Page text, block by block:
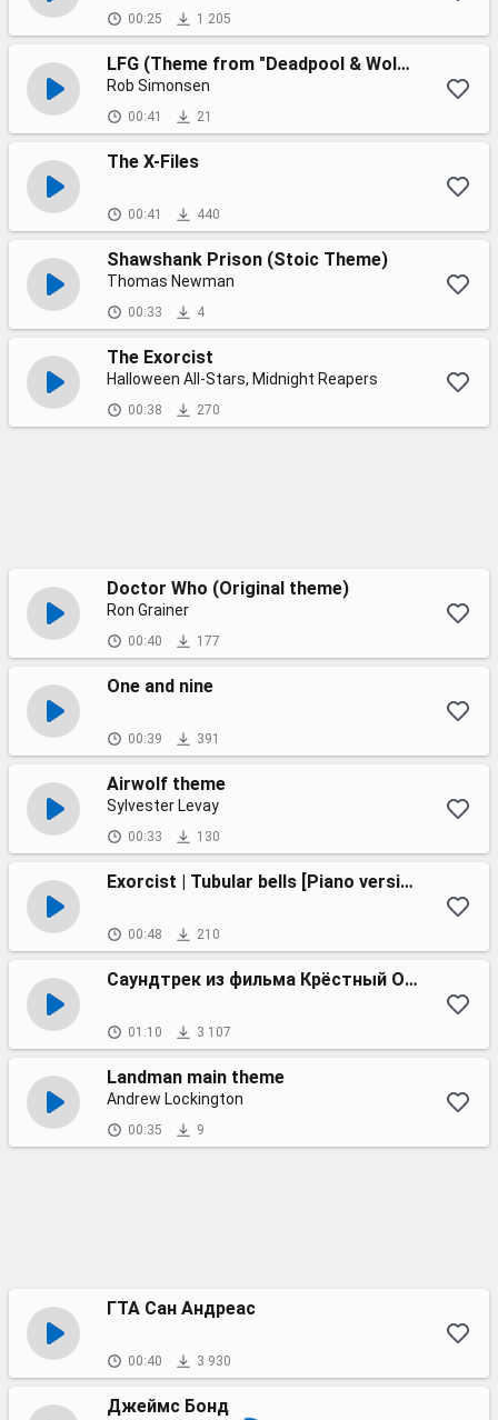
00:25 1 205
LFG (Theme from "Deadpool & Wolverine")
Rob Simonsen
00:41 21
The X-Files
00:41 440
Shawshank Prison (Stoic Theme)
Thomas Newman
00:33 4
The Exorcist
Halloween All-Stars, Midnight Reapers
00:38 270
Doctor Who (Original theme)
Ron Grainer
00:40 177
One and nine
00:39 391
Airwolf theme
Sylvester Levay
00:33 130
Exorcist | Tubular bells [Piano version]
00:48 210
Саундтрек из фильма Крёстный Отец
01:10 3 107
Landman main theme
Andrew Lockington
00:35 9
ГТА Сан Андреас
00:40 3 930
Джеймс Бонд